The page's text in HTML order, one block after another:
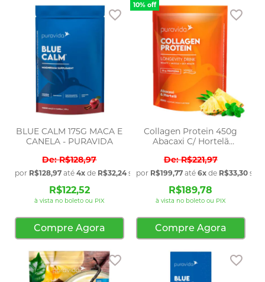
BLUE CALM 175G MACA E
CANELA - PURAVIDA
R$128,97
por R$128,97 até 4x de R$32,24 sem juros
R$122,52
à vista no boleto ou PIX
Adicionar aos favoritos
Compre Agora
10% off
Collagen Protein 450g
Abacaxi C/ Hortelã
R$221,97
por R$199,77até 6xde R$33,30
R$189,78
à vista no boleto ou PIX
Compre Agora
Adicionar aos favoritos